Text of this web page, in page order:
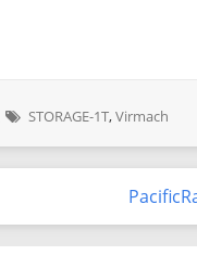
STORAGE-1T,Virmach